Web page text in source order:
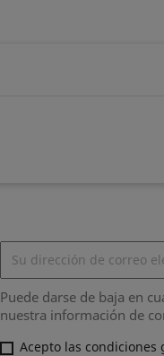
Puede darse de baja en
nuestra información de
Acepto las